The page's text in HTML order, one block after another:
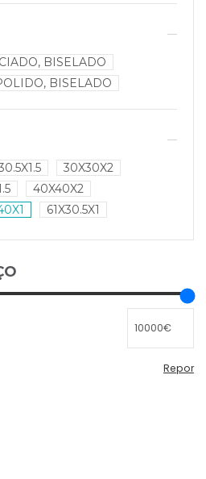
BISELADO
BISELADO
30X30X2
40X40X2
61X30.5X1
Repor